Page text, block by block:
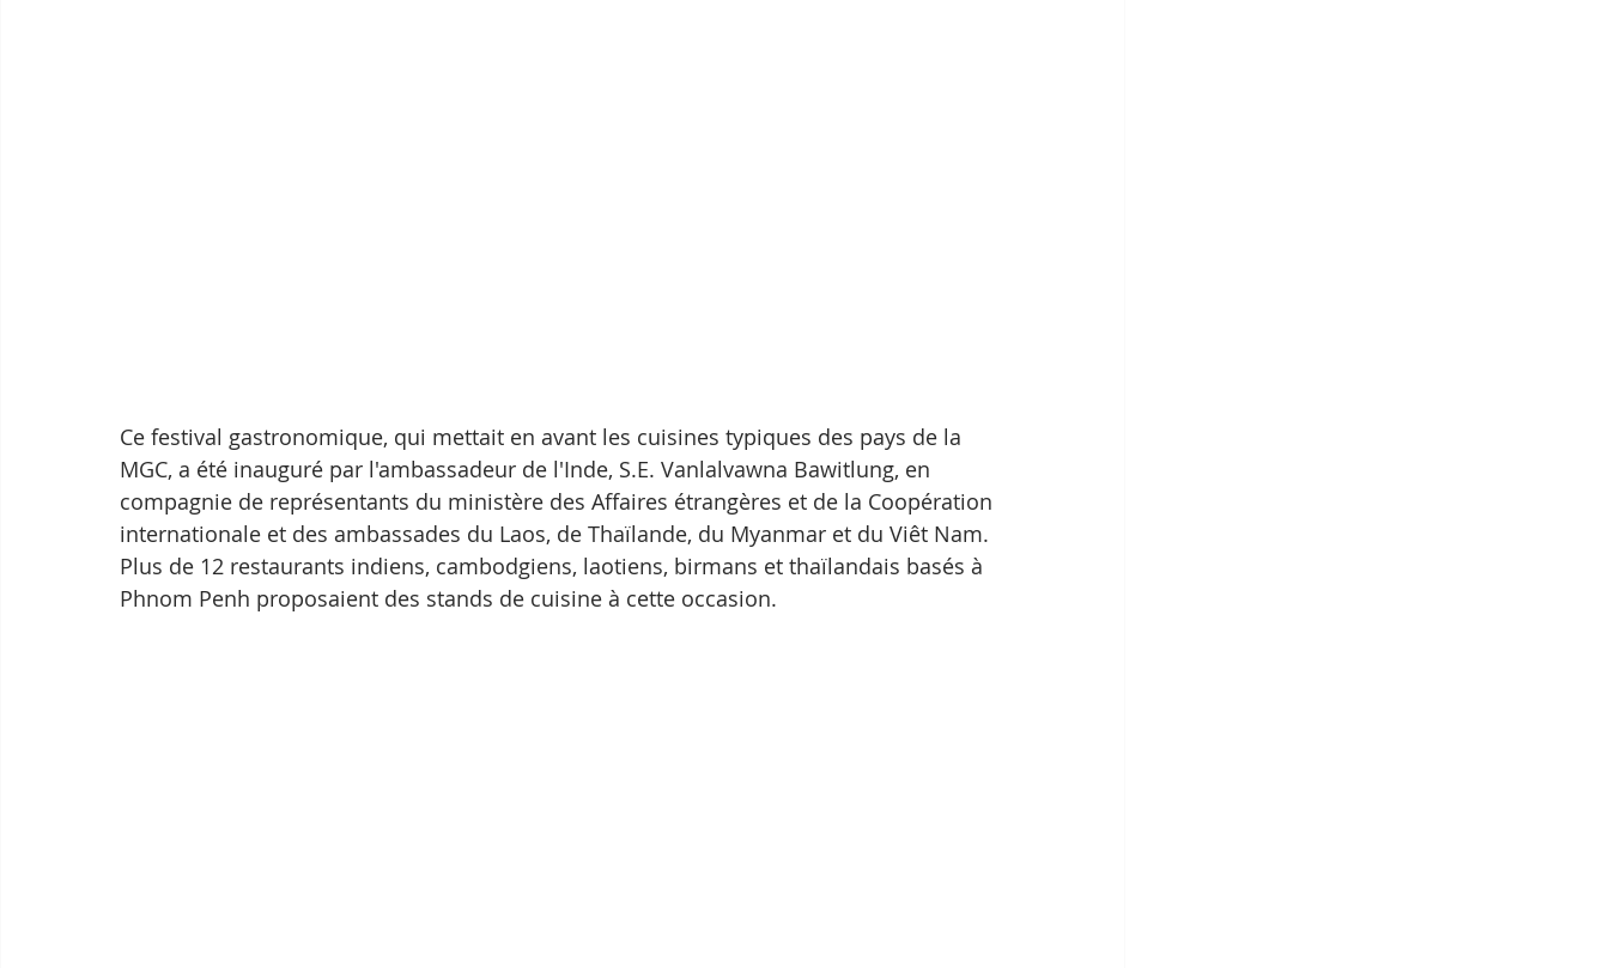
Ce festival gastronomique, qui mettait en avant les cuisines typiques des pays de la
MGC, a été inauguré par l'ambassadeur de l'Inde, S.E. Vanlalvawna Bawitlung, en
compagnie de représentants du ministère des Affaires étrangères et de la Coopération
internationale et des ambassades du Laos, de Thaïlande, du Myanmar et du Viêt Nam.
Plus de 12 restaurants indiens, cambodgiens, laotiens, birmans et thaïlandais basés à
Phnom Penh proposaient des stands de cuisine à cette occasion.